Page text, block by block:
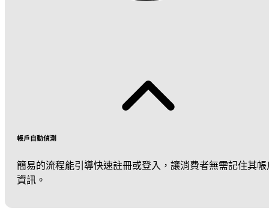
帳戶自動偵測
簡易的流程能引導快速註冊或登入，讓消費者無需記住其帳
資訊。